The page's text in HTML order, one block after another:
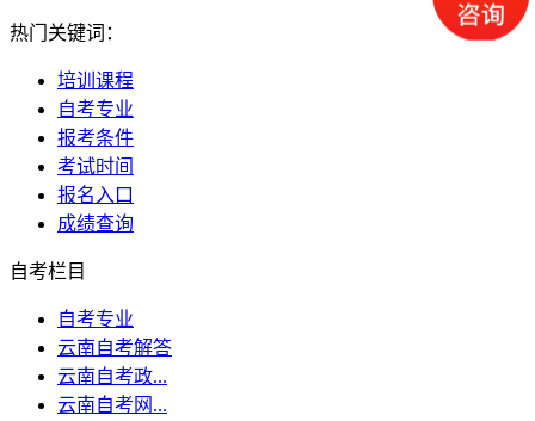
热门关键词：
培训课程
自考专业
报考条件
考试时间
报名入口
成绩查询
自考栏目
自考专业
云南自考解答
云南自考政...
云南自考网...